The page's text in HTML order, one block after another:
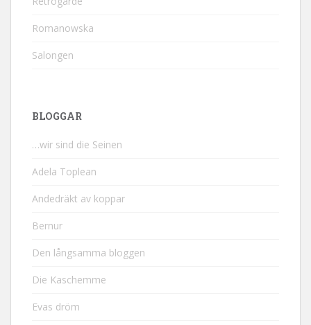
Romanowska
Salongen
BLOGGAR
…wir sind die Seinen
Adela Toplean
Andedräkt av koppar
Bernur
Den långsamma bloggen
Die Kaschemme
Evas dröm